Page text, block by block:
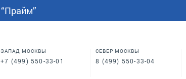
ЗАПАД МОСКВЫ
+7 (499) 550-33-01
СЕВЕР МОСКВЫ
8 (499) 550-33-04
Шкафы купе в спальню
Кровати для спальни
Столы